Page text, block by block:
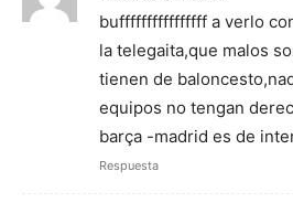
buffffffffffffffff a verlo
la telegaita,que malos
tienen de
equipos no tengan
barça -madrid es de
Respuesta